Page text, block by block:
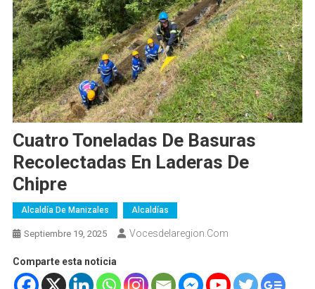
Cuatro Toneladas De Basuras
Recolectadas En Laderas De
Chipre
Alcaldía De Manizales Alcaldías
Septiembre 19, 2025 Vocesdelaregion.com
Comparte esta noticia